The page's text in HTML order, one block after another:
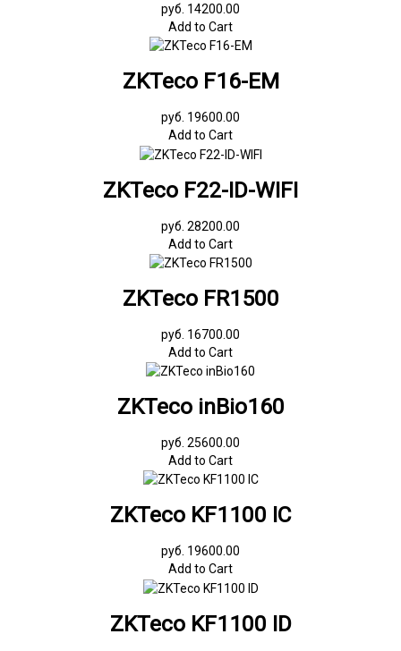
руб. 14200.00
Add to Cart
ZKTeco F16-EM
руб. 19600.00
Add to Cart
ZKTeco F22-ID-WIFI
руб. 28200.00
Add to Cart
ZKTeco FR1500
руб. 16700.00
Add to Cart
ZKTeco inBio160
руб. 25600.00
Add to Cart
ZKTeco KF1100 IC
руб. 19600.00
Add to Cart
ZKTeco KF1100 ID